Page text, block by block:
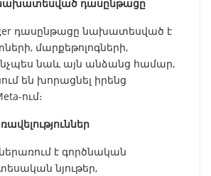
նախատեսված դասընթացը
դասընթացը նախատեսված է
մարքեթոլոգների,
նաև այն անձանց համար,
են խորացնել իրենց
ում։
է գործնական
նյութեր,